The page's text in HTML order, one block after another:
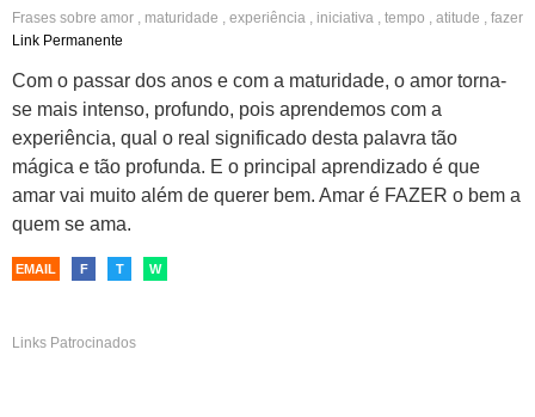
Frases sobre amor maturidade experiência iniciativa tempo atitude
fazer
o bem
Link Permanente
Com o passar dos anos e com a maturidade, o amor torna-
se mais intenso, profundo, pois aprendemos com a
experiência, qual o real significado desta palavra tão
mágica e tão profunda. E o principal aprendizado é que
amar vai muito além de querer bem. Amar é FAZER o bem a
quem se ama.
EMAIL F T W
Links Patrocinados